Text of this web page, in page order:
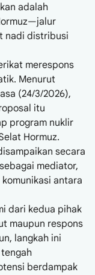
adalah
nadi distribusi
merespons
Menurut
(24/3/2026),
itu
program nuklir
Hormuz.
secara
mediator,
antara
dari kedua pihak
maupun respons
langkah ini
berdampak